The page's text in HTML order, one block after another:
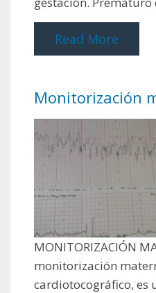
Read More
Monitorización
MONITORIZACIÓN
monitorización
cardiotocográfico, es